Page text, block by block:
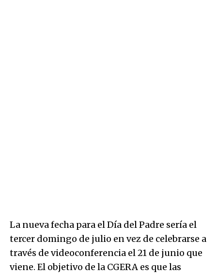
La nueva fecha para el Día del Padre sería el
tercer domingo de julio en vez de celebrarse a
través de videoconferencia el 21 de junio que
viene. El objetivo de la CGERA es que las